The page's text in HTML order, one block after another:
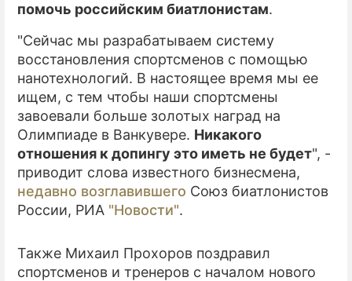
СТИЛЬ ЖИЗНИ
СЕРИАЛЫ
ИГРЫ
ПРЕСС-РЕЛИЗЫ
О ПРОЕКТЕ
помочь российским биатлонистам.
"Сейчас мы разрабатываем систему
восстановления спортсменов с помощью
нанотехнологий. В настоящее время мы ее
ищем, с тем чтобы наши спортсмены
завоевали больше золотых наград на
Олимпиаде в Ванкувере. Никакого
отношения к допингу это иметь не будет", -
приводит слова известного бизнесмена,
недавно возглавившего Союз биатлонистов
России, РИА "Новости".
Также Михаил Прохоров поздравил
спортсменов и тренеров с началом нового